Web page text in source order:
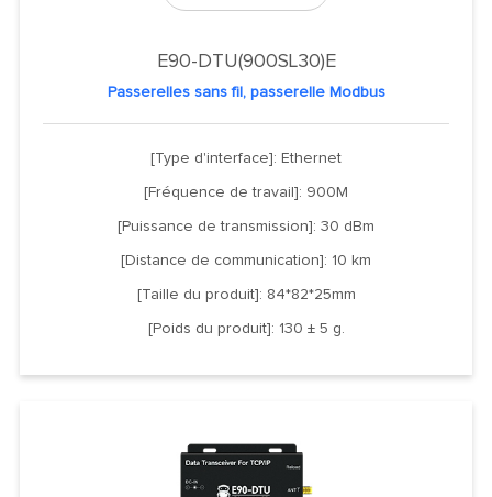
E90-DTU(900SL30)E
Passerelles sans fil, passerelle Modbus
[Type d'interface]: Ethernet
[Fréquence de travail]: 900M
[Puissance de transmission]: 30 dBm
[Distance de communication]: 10 km
[Taille du produit]: 84*82*25mm
[Poids du produit]: 130 ± 5 g.